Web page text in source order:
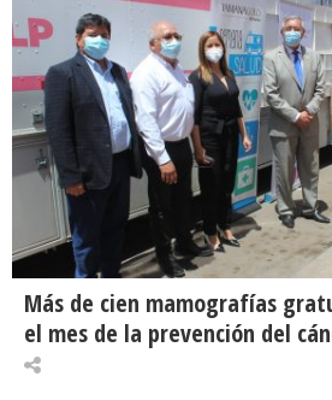
Más de cien mamografías
el mes de la prevención del